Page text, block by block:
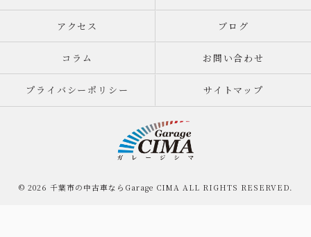
アクセス ブログ
コラム お問い合わせ
プライバシーポリシー サイトマップ
© 2026 千葉市の中古車ならGarage CIMA ALL RIGHTS RESERVED.